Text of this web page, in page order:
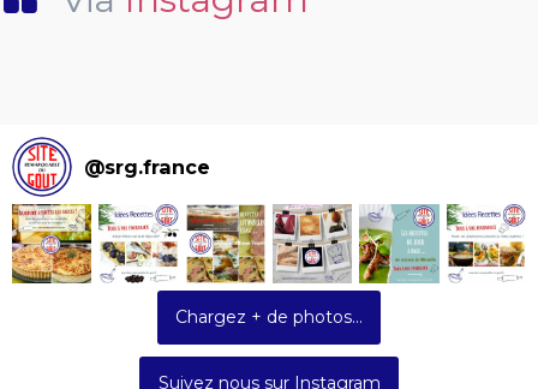
@srg.france
Chargez + de photos...
Suivez nous sur Instagram